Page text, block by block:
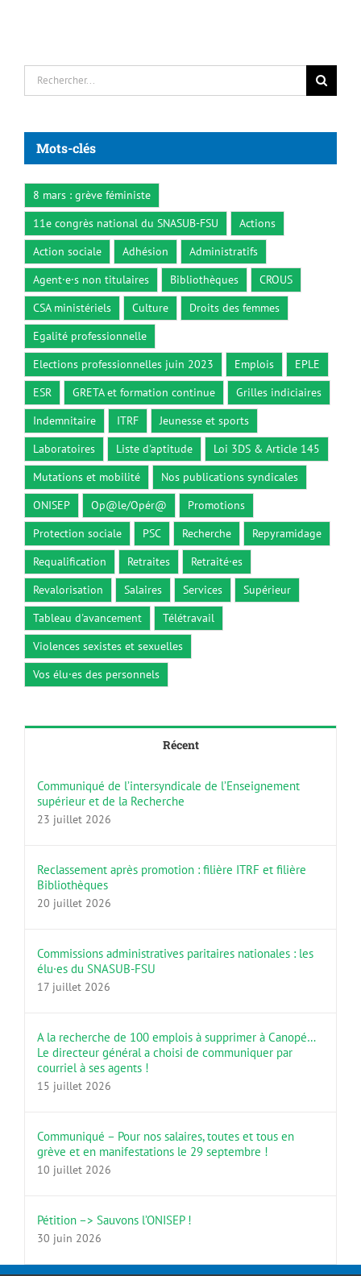
Rechercher:
Mots-clés
8 mars : grève féministe
11e congrès national du SNASUB-FSU
Actions
Action sociale
Adhésion
Administratifs
Agent·e·s non titulaires
Bibliothèques
CROUS
CSA ministériels
Culture
Droits des femmes
Egalité professionnelle
Elections professionnelles juin 2023
Emplois
EPLE
ESR
GRETA et formation continue
Grilles indiciaires
Indemnitaire
ITRF
Jeunesse et sports
Laboratoires
Liste d'aptitude
Loi 3DS & Article 145
Mutations et mobilité
Nos publications syndicales
ONISEP
Op@le/Opér@
Promotions
Protection sociale
PSC Recherche
Repyramidage
Requalification
Retraites
Retraité·es
Revalorisation
Salaires Services
Supérieur
Tableau d'avancement
Télétravail
Violences sexistes et sexuelles
Vos élu·es des personnels
Récent
Communiqué de l’intersyndicale de l’Enseignement
supérieur et de la Recherche
23 juillet 2026
Reclassement après promotion : filière ITRF et filière
Bibliothèques
20 juillet 2026
Commissions administratives paritaires nationales : les
élu·es du SNASUB-FSU
17 juillet 2026
A la recherche de 100 emplois à supprimer à Canopé…
Le directeur général a choisi de communiquer par
courriel à ses agents !
15 juillet 2026
Communiqué – Pour nos salaires, toutes et tous en
grève et en manifestations le 29 septembre !
10 juillet 2026
Pétition –> Sauvons l’ONISEP !
30 juin 2026